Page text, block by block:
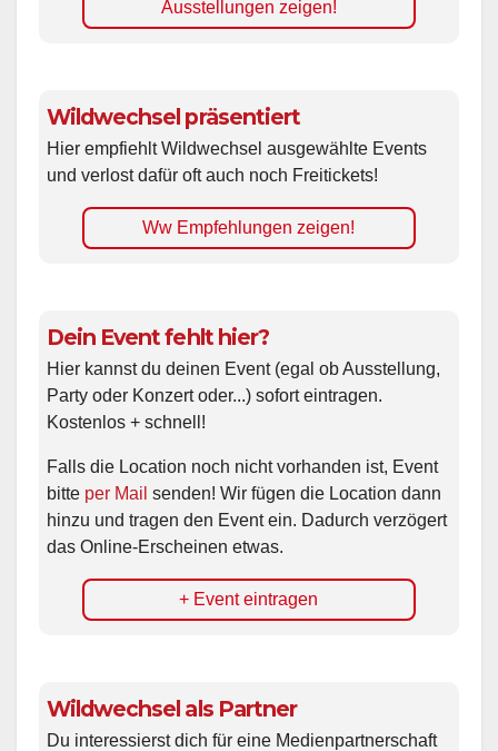
Ausstellungen zeigen!
Wildwechsel präsentiert
Hier empfiehlt Wildwechsel ausgewählte Events
und verlost dafür oft auch noch Freitickets!
Ww Empfehlungen zeigen!
Dein Event fehlt hier?
Hier kannst du deinen Event (egal ob Ausstellung,
Party oder Konzert oder...) sofort eintragen.
Kostenlos + schnell!
Falls die Location noch nicht vorhanden ist, Event
bitte per Mail senden! Wir fügen die Location dann
hinzu und tragen den Event ein. Dadurch verzögert
das Online-Erscheinen etwas.
+ Event eintragen
Wildwechsel als Partner
Du interessierst dich für eine Medienpartnerschaft